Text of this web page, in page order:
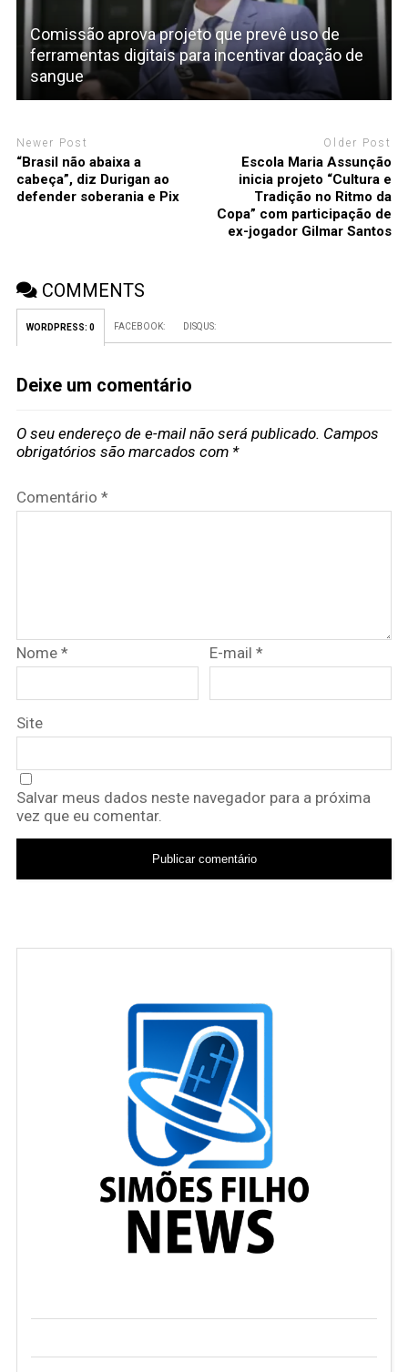
Comissão aprova projeto que prevê uso de
ferramentas digitais para incentivar doação de
sangue
Newer Post
“Brasil não abaixa a
cabeça”, diz Durigan ao
defender soberania e Pix
Older Post
Escola Maria Assunção
inicia projeto “Cultura e
Tradição no Ritmo da
Copa” com participação de
ex-jogador Gilmar Santos
COMMENTS
WORDPRESS: 0 FACEBOOK: DISQUS:
Deixe um comentário
O seu endereço de e-mail não será publicado. Campos
obrigatórios são marcados com *
Comentário *
Nome * E-mail*
Site
Salvar meus dados neste navegador para a próxima
vez que eu comentar.